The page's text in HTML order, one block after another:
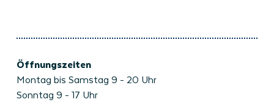
Öffnungszeiten
Montag bis Samstag 9 - 20 Uhr
Sonntag 9 - 17 Uhr